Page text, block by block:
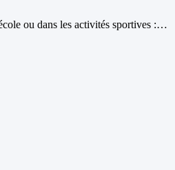
ou dans les activités sportives :…